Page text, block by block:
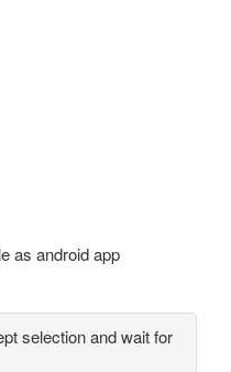
as android app
selection and wait for